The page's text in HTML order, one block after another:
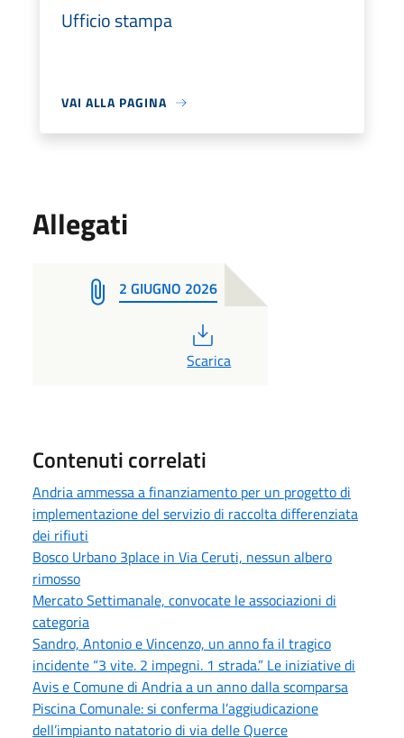
Ufficio stampa
VAI ALLA PAGINA
Allegati
2 GIUGNO 2026
PDF
Scarica
Contenuti correlati
Andria ammessa a finanziamento per un progetto di
implementazione del servizio di raccolta differenziata
dei rifiuti
Bosco Urbano 3place in Via Ceruti, nessun albero
rimosso
Mercato Settimanale, convocate le associazioni di
categoria
Sandro, Antonio e Vincenzo, un anno fa il tragico
incidente “3 vite. 2 impegni. 1 strada.” Le iniziative di
Avis e Comune di Andria a un anno dalla scomparsa
Piscina Comunale: si conferma l’aggiudicazione
dell’impianto natatorio di via delle Querce